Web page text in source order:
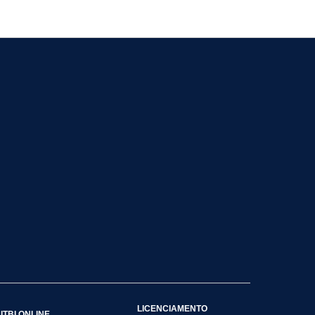
LICENCIAMENTO